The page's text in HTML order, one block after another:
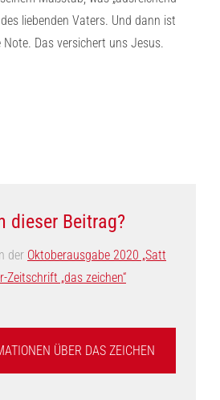
liebenden Vaters. Und dann ist
Note. Das versichert uns Jesus.
dieser Beitrag?
der Oktoberausgabe 2020 „Satt
Zeitschrift „das zeichen“
ÜBER DAS ZEICHEN